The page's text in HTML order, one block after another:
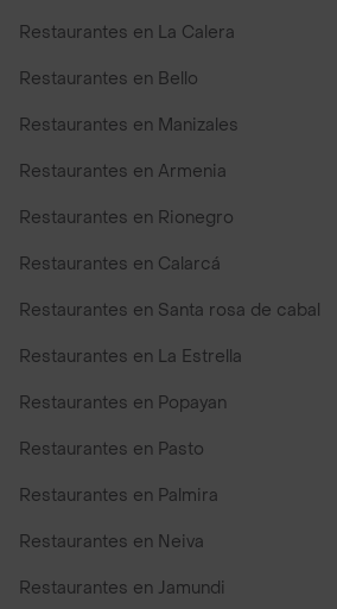
Restaurantes en La Calera
Restaurantes en Bello
Restaurantes en Manizales
Restaurantes en Armenia
Restaurantes en Rionegro
Restaurantes en Calarcá
Restaurantes en Santa rosa de cabal
Restaurantes en La Estrella
Restaurantes en Popayan
Restaurantes en Pasto
Restaurantes en Palmira
Restaurantes en Neiva
Restaurantes en Jamundi